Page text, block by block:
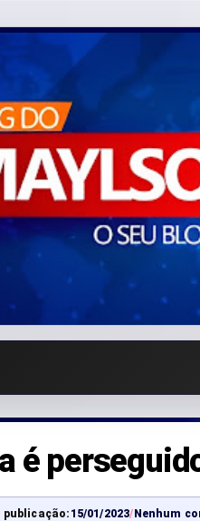
é
publicação: 15/01/2023/Nenhum